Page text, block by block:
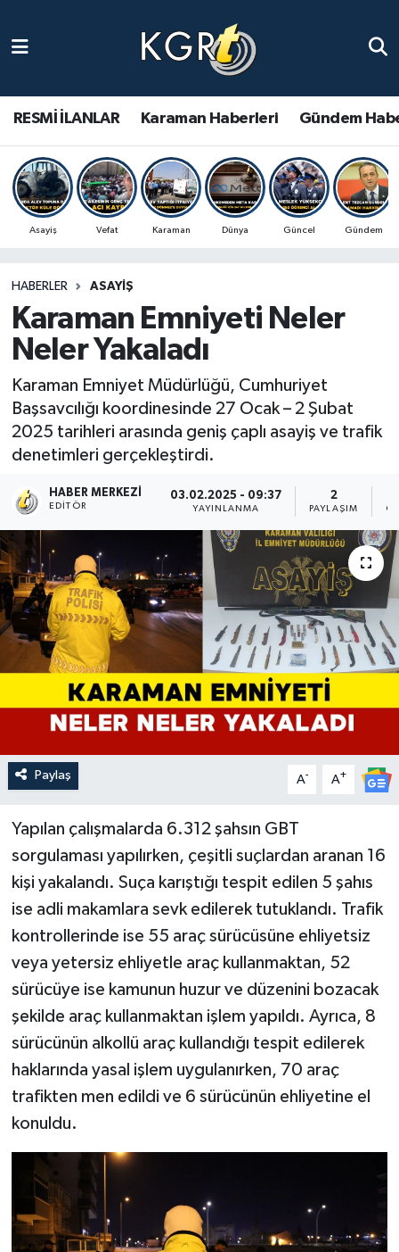
RESMİ İLANLAR Karaman Haberleri Gündem
Asayiş Vefat Karaman Dünya Güncel Gündem
HABERLER ASAYIŞ
Karaman Emniyeti Neler
Neler Yakaladı
Karaman Emniyet Müdürlüğü, Cumhuriyet
Başsavcılığı koordinesinde 27 Ocak – 2 Şubat
2025 tarihleri arasında geniş çaplı asayiş ve trafik
denetimleri gerçekleştirdi.
HABER MERKEZI
EDITÖR
03.02.2025 - 09:37
YAYINLANMA
2
PAYLAŞIM
Paylaş A- A+
Yapılan çalışmalarda 6.312 şahsın GBT
sorgulaması yapılırken, çeşitli suçlardan aranan 16
kişi yakalandı. Suça karıştığı tespit edilen 5 şahıs
ise adli makamlara sevk edilerek tutuklandı. Trafik
kontrollerinde ise 55 araç sürücüsüne ehliyetsiz
veya yetersiz ehliyetle araç kullanmaktan, 52
sürücüye ise kamunun huzur ve düzenini bozacak
şekilde araç kullanmaktan işlem yapıldı. Ayrıca, 8
sürücünün alkollü araç kullandığı tespit edilerek
haklarında yasal işlem uygulanırken, 70 araç
trafikten men edildi ve 6 sürücünün ehliyetine el
konuldu.
Gündem Haberleri
Güncel Haberler
Spor Haberleri
Ulusal Haberler
Vefat Edenler